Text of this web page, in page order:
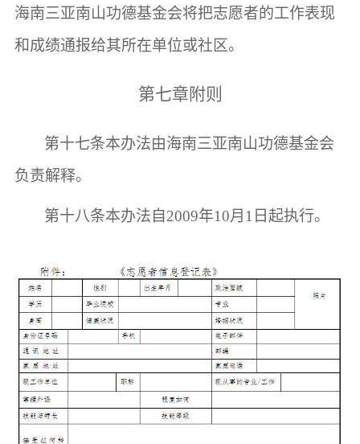
海南三亚南山功德基金会将把志愿者的工作表现
和成绩通报给其所在单位或社区。
第七章附则
第十七条本办法由海南三亚南山功德基金会
负责解释。
第十八条本办法自2009年10月1日起执行。